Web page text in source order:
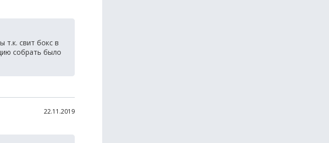
свит бокс в
собрать было
22.11.2019